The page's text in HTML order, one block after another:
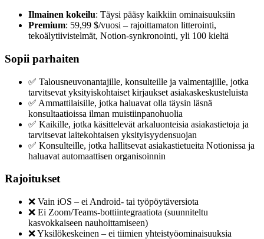
Ilmainen kokeilu: Täysi pääsy kaikkiin ominaisuuksiin
Premium: 59,99 $/vuosi – rajoittamaton litterointi,
tekoälytiivistelmät, Notion-synkronointi, yli 100 kieltä
Sopii parhaiten
✅ Talousneuvonantajille, konsulteille ja valmentajille, jotka
tarvitsevat yksityiskohtaiset kirjaukset asiakaskeskusteluista
✅ Ammattilaisille, jotka haluavat olla täysin läsnä
konsultaatioissa ilman muistiinpanohuolia
✅ Kaikille, jotka käsittelevät arkaluonteisia asiakastietoja ja
tarvitsevat laitekohtaisen yksityisyydensuojan
✅ Konsulteille, jotka hallitsevat asiakastietueita Notionissa ja
haluavat automaattisen organisoinnin
Rajoitukset
❌ Vain iOS – ei Android- tai työpöytäversiota
❌ Ei Zoom/Teams-bottiintegraatiota (suunniteltu
kasvokkaiseen nauhoittamiseen)
❌ Yksilökeskeinen – ei tiimien yhteistyöominaisuuksia